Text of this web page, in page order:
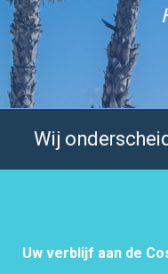
Wij
Uw verblijf aan de